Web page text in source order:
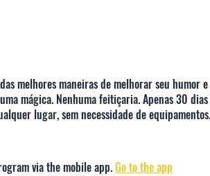
melhores maneiras de melhorar seu humor
mágica. Nenhuma feitiçaria. Apenas 30
lugar, sem necessidade de
via the mobile app.Go to the app